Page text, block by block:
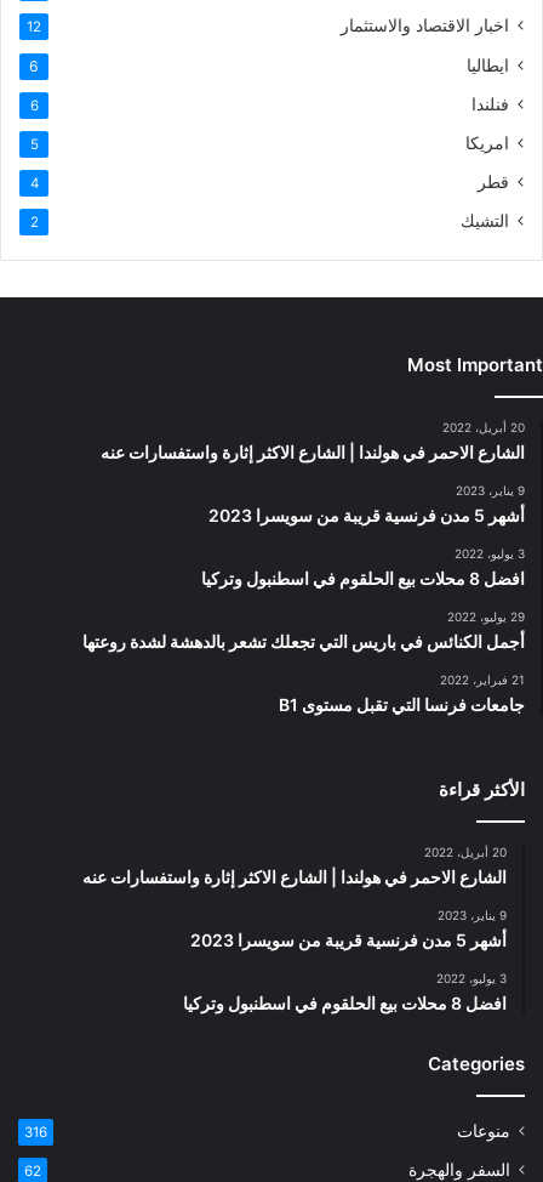
اخبار الاقتصاد والاستثمار 12
ايطاليا 6
فنلندا 6
امريكا 5
قطر 4
التشيك 2
Most Important
20 أبريل، 2022
الشارع الاحمر في هولندا | الشارع الاكثر إثارة واستفسارات عنه
9 يناير، 2023
أشهر 5 مدن فرنسية قريبة من سويسرا 2023
3 يوليو، 2022
افضل 8 محلات بيع الحلقوم في اسطنبول وتركيا
29 يوليو، 2022
أجمل الكنائس في باريس التي تجعلك تشعر بالدهشة لشدة روعتها
21 فبراير، 2022
جامعات فرنسا التي تقبل مستوى B1
الأكثر قراءة
20 أبريل، 2022
الشارع الاحمر في هولندا | الشارع الاكثر إثارة واستفسارات عنه
9 يناير، 2023
أشهر 5 مدن فرنسية قريبة من سويسرا 2023
3 يوليو، 2022
افضل 8 محلات بيع الحلقوم في اسطنبول وتركيا
Categories
منوعات 316
السفر والهجرة 62